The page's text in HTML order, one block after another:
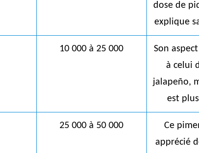
dose de
explique
10 000 à 25 000
Son
à celui
jalapeño,
est
25 000 à 50 000
Ce
apprécié